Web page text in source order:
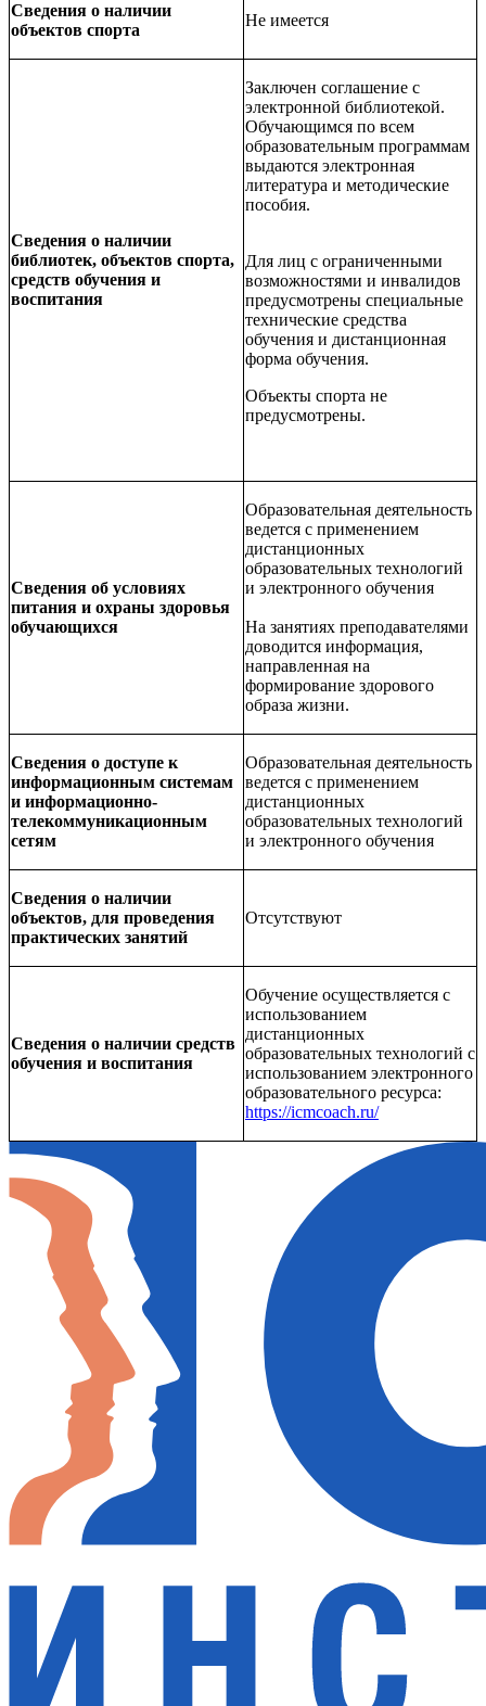
Сведения о наличии
объектов спорта
Не имеется
Сведения о наличии
библиотек, объектов спорта,
средств обучения и
воспитания
Заключен соглашение с
электронной библиотекой.
Обучающимся по всем
образовательным программам
выдаются электронная
литература и методические
пособия.
Для лиц с ограниченными
возможностями и инвалидов
предусмотрены специальные
технические средства
обучения и дистанционная
форма обучения.
Объекты спорта не
предусмотрены.
Сведения об условиях
питания и охраны здоровья
обучающихся
Образовательная деятельность
ведется с применением
дистанционных
образовательных технологий
и электронного обучения
На занятиях преподавателями
доводится информация,
направленная на
формирование здорового
образа жизни.
Сведения о доступе к
информационным системам
и информационно-
телекоммуникационным
сетям
Образовательная деятельность
ведется с применением
дистанционных
образовательных технологий
и электронного обучения
Сведения о наличии
объектов, для проведения
практических занятий
Отсутствуют
Сведения о наличии средств
обучения и воспитания
Обучение осуществляется с
использованием
дистанционных
образовательных технологий с
использованием электронного
образовательного ресурса:
https://icmcoach.ru/